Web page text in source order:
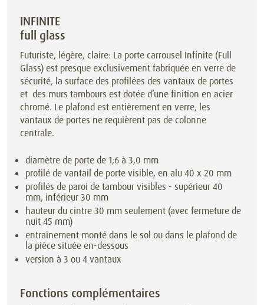
INFINITE
full glass
Futuriste, légère, claire: La porte carrousel Infinite (Full
Glass) est presque exclusivement fabriquée en verre de
sécurité, la surface des profilées des vantaux de portes
et des murs tambours est dotée d’une finition en acier
chromé. Le plafond est entièrement en verre, les
vantaux de portes ne requièrent pas de colonne
centrale.
diamètre de porte de 1,6 à 3,0 mm
profilé de vantail de porte visible, en alu 40 x 20 mm
profilés de paroi de tambour visibles - supérieur 40
mm, inférieur 30 mm
hauteur du cintre 30 mm seulement (avec fermeture de
nuit 45 mm)
entraînement monté dans le sol ou dans le plafond de
la pièce située en-dessous
version à 3 ou 4 vantaux
Fonctions complémentaires